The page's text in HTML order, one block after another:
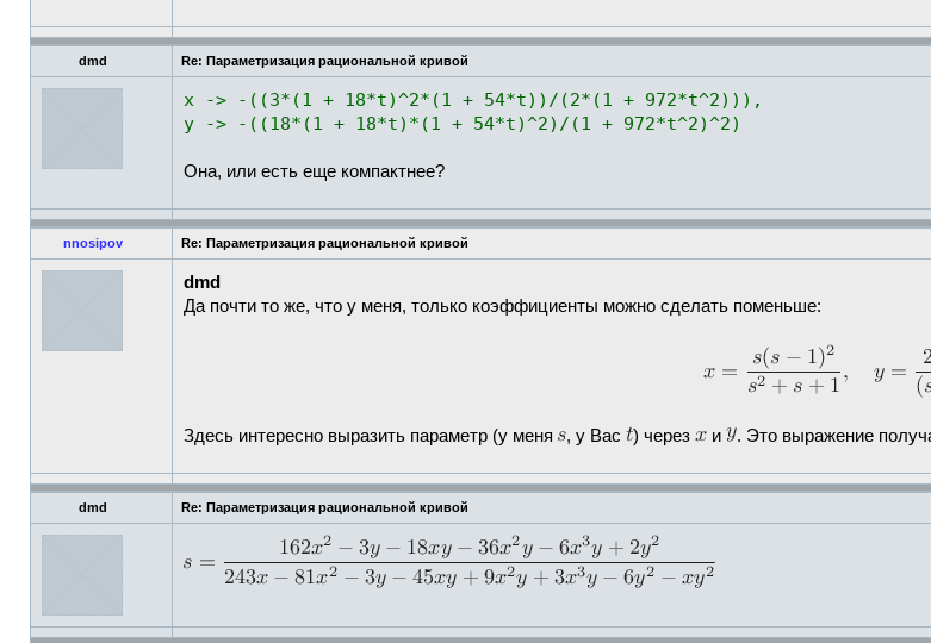
dmd Re: Параметризация рациональной кривой
x -> -((3*(1 + 18*t)^2*(1 + 54*t))/(2*(1 + 972*t^2))),
y -> -((18*(1 + 18*t)*(1 + 54*t)^2)/(1 + 972*t^2)^2)
Она, или есть еще компактнее?
nnosipov Re: Параметризация рациональной кривой
dmd
Да почти то же, что у меня, только коэффициенты можно сделать поменьше:
Здесь интересно выразить параметр (у меня , у Вас ) через и . Это выражение
dmd Re: Параметризация рациональной кривой